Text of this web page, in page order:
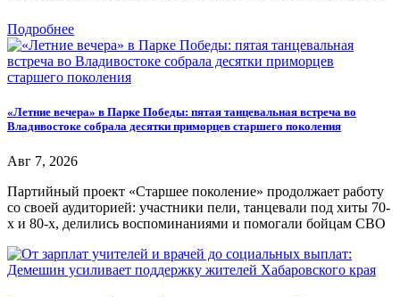
Подробнее
«Летние вечера» в Парке Победы: пятая танцевальная встреча во
Владивостоке собрала десятки приморцев старшего поколения
Авг 7, 2026
Партийный проект «Старшее поколение» продолжает работу
со своей аудиторией: участники пели, танцевали под хиты 70-
х и 80-х, делились воспоминаниями и помогали бойцам СВО